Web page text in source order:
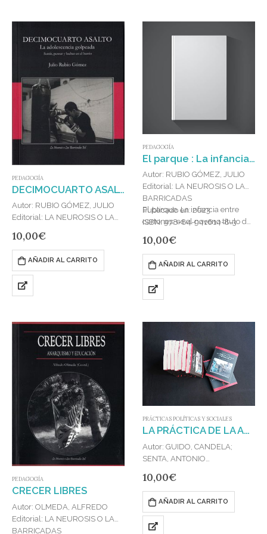
PEDAGOGÍA
DECIMOCUARTO ASALTO
Autor: RUBIO GÓMEZ, JULIO
Editorial: LA NEUROSIS O LAS
Publicado en: 2023
ISBN: 978-92-0-063983-8
«Decimocuarto asalto. La
adolescencia golpeada. Sentir,
pensar y luchar en el barrio» es
10,00€
AÑADIR AL CARRITO
PEDAGOGÍA
El parque : La infancia entre cartones
Autor: RUBIO GÓMEZ, JULIO
Editorial: LA NEUROSIS O LAS
BARRICADAS
Publicado en: 2023
ISBN: 978-84-941614-8-3
El parque. La infancia entre
cartones, es el noveno título de
nuestra editorial, La Neurosis…
10,00€
AÑADIR AL CARRITO
PEDAGOGÍA
CRECER LIBRES
Autor: OLMEDA, ALFREDO
Editorial: LA NEUROSIS O LAS
BARRICADAS
PRÁCTICAS POLÍTICAS Y SOCIALES
LA PRÁCTICA DE LA AUTOGESTIÓN
Autor: GUIDO, CANDELA;
SENTA, ANTONIO
BARRICADAS
Publicado en: 2026
ISBN: 978-84-121342-8-5
“La práctica de la autogestión”
es el vigésimo título de nuestra
10,00€
AÑADIR AL CARRITO